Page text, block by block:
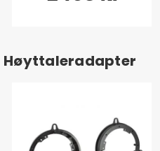
Høyttaleradapter